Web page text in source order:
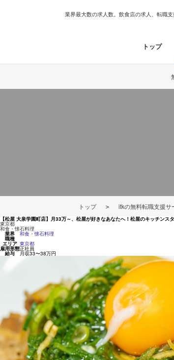
業界最大数の求人数。飲食店の求人、転職
トップ
トップ ＞ itkの無料転職支援サ
【松屋 大泉学園町店】月33万～、松屋が好きなあなたへ！松屋のキッチンス
東京都
和食・懐石料理
業界 和食・懐石料理
職種
エリア 東京都
雇用形態正社員
給与 月収33〜38万円